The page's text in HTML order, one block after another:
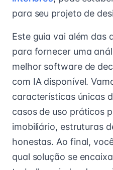
para seu projeto de
Este guia vai além das
para fornecer uma
melhor software de
com IA disponível.
características únicas
casos de uso práticos
imobiliário, estruturas
honestas. Ao final,
qual solução se